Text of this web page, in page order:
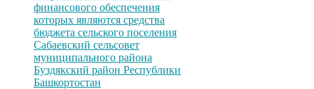
финансового обеспечения
которых являются средства
бюджета сельского поселения
Сабаевский сельсовет
муниципального района
Буздякский район Республики
Башкортостан